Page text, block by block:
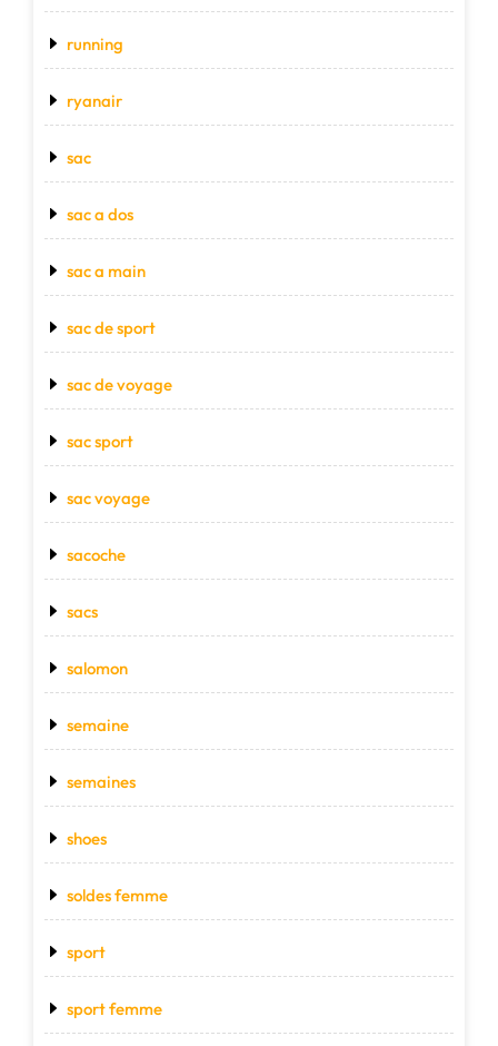
running
ryanair
sac
sac a dos
sac a main
sac de sport
sac de voyage
sac sport
sac voyage
sacoche
sacs
salomon
semaine
semaines
shoes
soldes femme
sport
sport femme